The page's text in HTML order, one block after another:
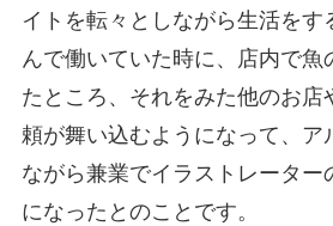
イトを転々としながら生活をす
んで働いていた時に、店内で魚
たところ、それをみた他のお店
頼が舞い込むようになって、ア
ながら兼業でイラストレーター
になったとのことです。